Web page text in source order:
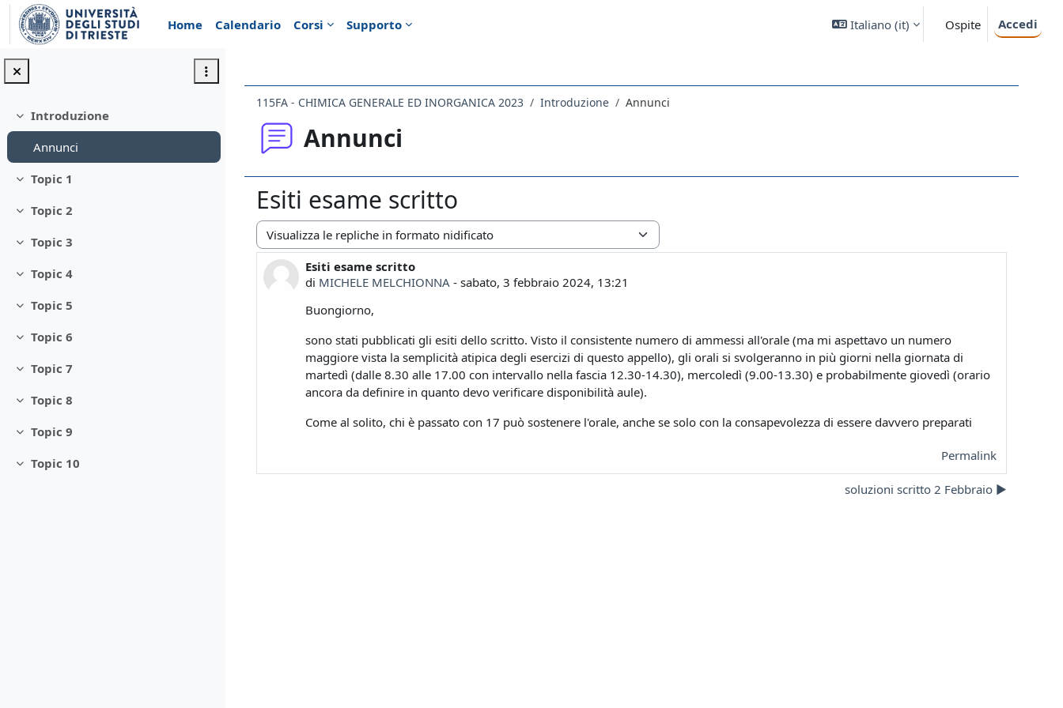
Vai al contenuto principale
Home
Calendario Corsi Supporto Italiano ‎(it)‎ Ospite Accedi
Minimizza
Introduzione
Annunci
Minimizza
Topic 1
Minimizza
Topic 2
Minimizza
Topic 3
Minimizza
Topic 4
Minimizza
Topic 5
Minimizza
Topic 6
Minimizza
Topic 7
Minimizza
Topic 8
Minimizza
Topic 9
Minimizza
Topic 10
115FA - CHIMICA GENERALE ED INORGANICA 2023 Introduzione Annunci
Annunci
Esiti esame scritto
Modalità visualizzazione
Esiti esame scritto
di MICHELE MELCHIONNA - sabato, 3 febbraio 2024, 13:21
Numero di risposte: 0
Buongiorno,
sono stati pubblicati gli esiti dello scritto. Visto il consistente numero di ammessi all'orale (ma mi aspettavo un numero
maggiore vista la semplicità atipica degli esercizi di questo appello), gli orali si svolgeranno in più giorni nella giornata di
martedì (dalle 8.30 alle 17.00 con intervallo nella fascia 12.30-14.30), mercoledì (9.00-13.30) e probabilmente giovedì (orario
ancora da definire in quanto devo verificare disponibilità aule).
Come al solito, chi è passato con 17 può sostenere l'orale, anche se solo con la consapevolezza di essere davvero preparati
Permalink
soluzioni scritto 2 Febbraio ▶︎